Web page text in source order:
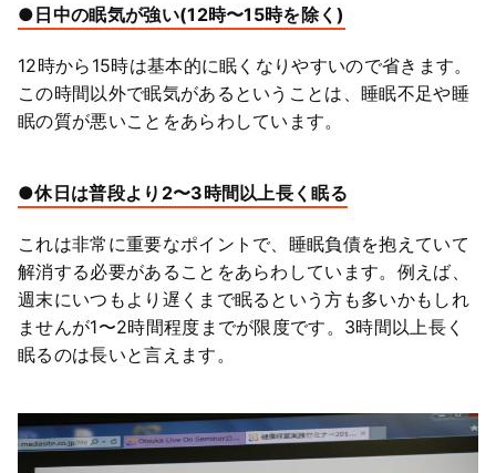
●日中の眠気が強い(12時〜15時を除く)
12時から15時は基本的に眠くなりやすいので省きます。
この時間以外で眠気があるということは、睡眠不足や睡
眠の質が悪いことをあらわしています。
●休日は普段より2〜3時間以上長く眠る
これは非常に重要なポイントで、睡眠負債を抱えていて
解消する必要があることをあらわしています。例えば、
週末にいつもより遅くまで眠るという方も多いかもしれ
ませんが1〜2時間程度までが限度です。3時間以上長く
眠るのは長いと言えます。